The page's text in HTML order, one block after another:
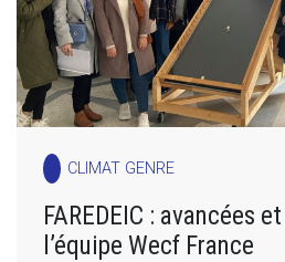
CLIMAT GENRE
FAREDEIC : avancées
l’équipe Wecf France